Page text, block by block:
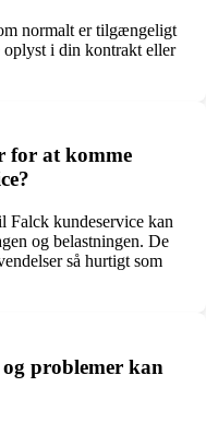
normalt er tilgængeligt
i din kontrakt eller
for at komme
Falck kundeservice kan
og belastningen. De
så hurtigt som
problemer kan